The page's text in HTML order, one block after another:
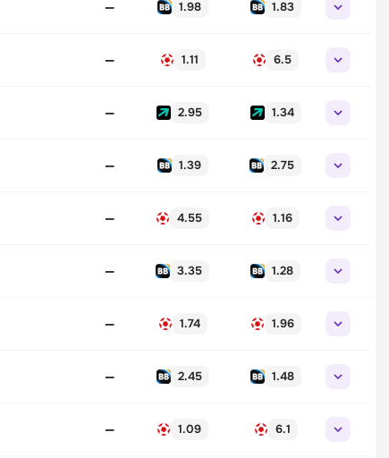
— 1.98 1.83
— 1.11 6.5
— 2.95 1.34
— 1.39 2.75
— 4.55 1.16
— 3.35 1.28
— 1.74 1.96
— 2.45 1.48
— 1.09 6.1